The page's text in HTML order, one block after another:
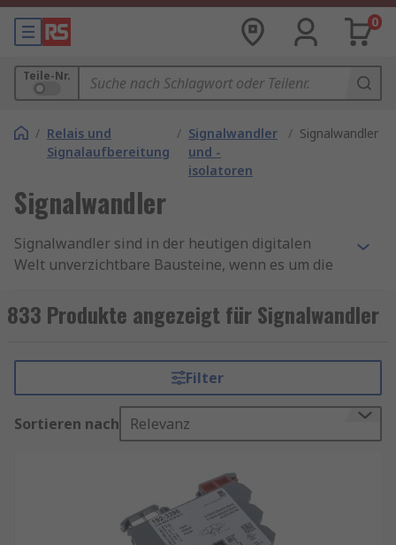
0
Teile-Nr.
/ Relais und
Signalaufbereitung
/ Signalwandler
und -
isolatoren
/ Signalwandler
Signalwandler
Signalwandler sind in der heutigen digitalen
Welt unverzichtbare Bausteine, wenn es um die
der Industrieautomatisierung, der
Medizintechnik oder der Telekommunikation –
entscheidende Rolle bei der Gewährleistung
zuverlässiger und genauer Datenübertragung.
Signalwandler ermöglichen die nahtlose
Integration von verschiedenen
zuverlässige Datenübertragung. Die
kontinuierliche Weiterentwicklung dieser
Technologie verspricht noch fortschrittlichere
Signalwandler, die die Leistungsfähigkeit
833 Produkte angezeigt für Signalwandler
Filter
Sortieren nach Relevanz